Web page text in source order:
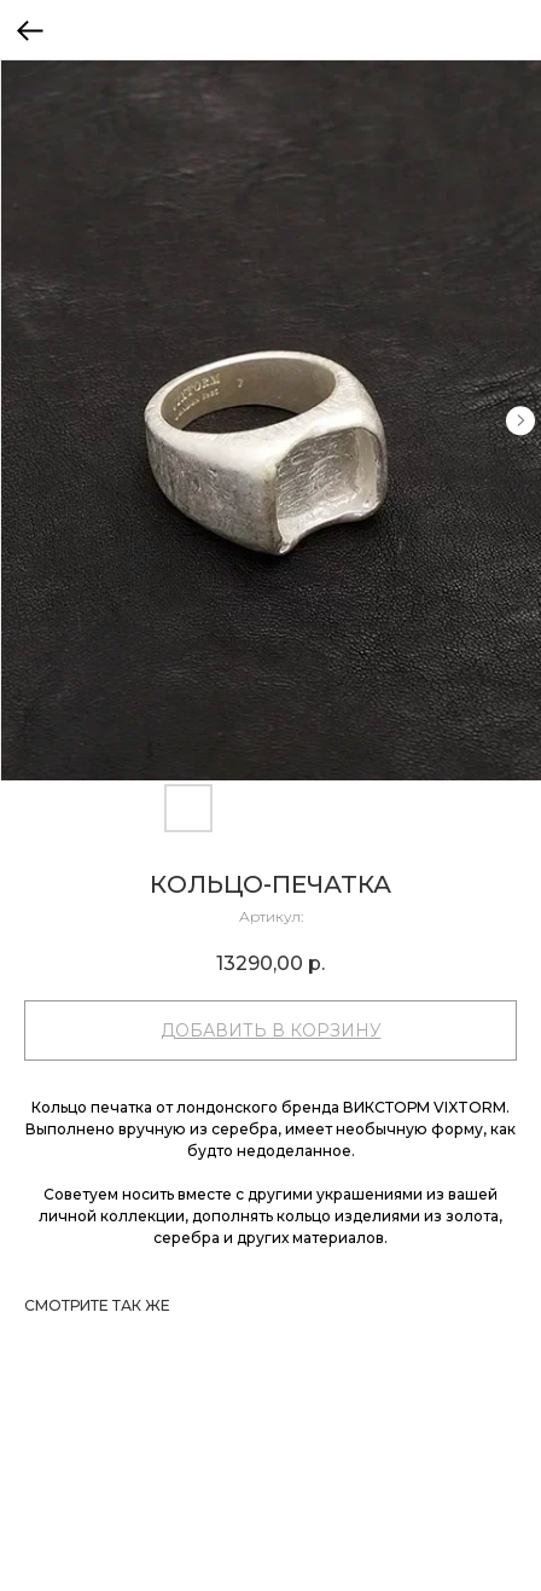
КОЛЬЦО-ПЕЧАТКА
Артикул:
13290,00 р.
ДОБАВИТЬ В КОРЗИНУ
Кольцо печатка от лондонского бренда ВИКСТОРМ VIXTORM.
Выполнено вручную из серебра, имеет необычную форму, как
будто недоделанное.
Советуем носить вместе с другими украшениями из вашей
личной коллекции, дополнять кольцо изделиями из золота,
серебра и других материалов.
СМОТРИТЕ ТАК ЖЕ